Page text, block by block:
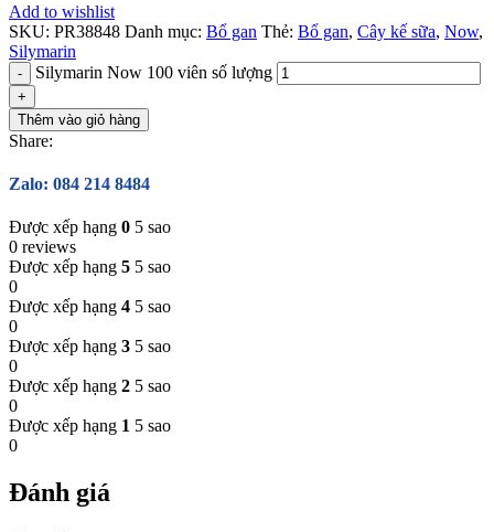
Add to wishlist
SKU: PR38848 Danh mục: Bổ gan Thẻ: Bổ gan, Cây kế sữa, Now,
Silymarin
Silymarin Now 100 viên số lượng
Thêm vào giỏ hàng
Share:
Zalo: 084 214 8484
Được xếp hạng 0 5 sao
0 reviews
Được xếp hạng 5 5 sao
0
Được xếp hạng 4 5 sao
0
Được xếp hạng 3 5 sao
0
Được xếp hạng 2 5 sao
0
Được xếp hạng 1 5 sao
0
Đánh giá